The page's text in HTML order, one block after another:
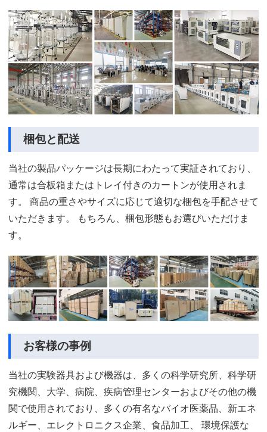
梱包と配送
当社の製品パッケージは長期にわたって実証されており、
通常は合板箱またはトレイ付きのカートンが使用されま
す。 商品の重さやサイズに応じて適切な梱包を手配させて
いただきます。 もちろん、梱包形態もお選びいただけま
す。
お客様の事例
当社の実験器具および機器は、多くの科学研究所、科学研
究機関、大学、病院、疾病管理センターおよびその他の機
関で使用されており、多くの有名なバイオ医薬品、新エネ
ルギー、エレクトロニクス企業、食品加工、 環境保護な